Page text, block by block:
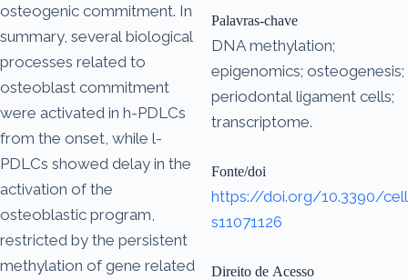
osteogenic commitment. In
summary, several biological
processes related to
osteoblast commitment
were activated in h-PDLCs
from the onset, while l-
PDLCs showed delay in the
activation of the
osteoblastic program,
restricted by the persistent
methylation of gene related
Palavras-chave
DNA methylation;
epigenomics; osteogenesis;
periodontal ligament cells;
transcriptome.
Fonte/doi
https://doi.org/10.3390/cell
s11071126
Direito de Acesso